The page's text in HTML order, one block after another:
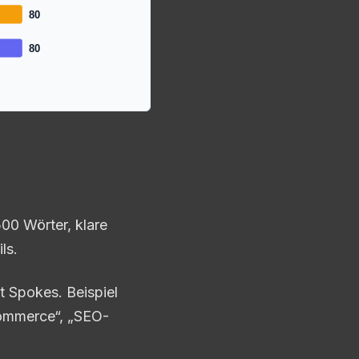
80
80
Wörter, klare
Spokes. Beispiel
„SEO-